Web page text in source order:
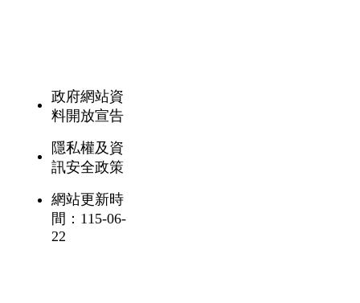
政府網站資
料開放宣告
隱私權及資
訊安全政策
網站更新時
間：115-06-
22